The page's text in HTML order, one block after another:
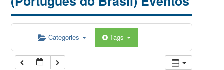
Categories Tags